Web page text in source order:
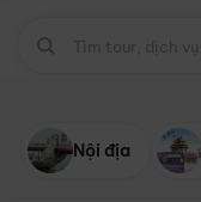
Nội địa